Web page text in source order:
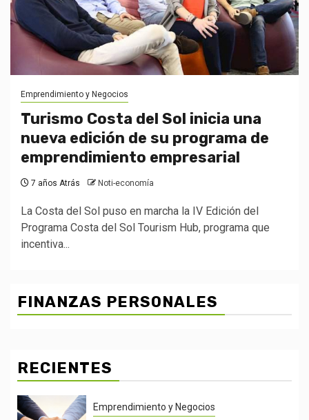
Emprendimiento y Negocios
Turismo Costa del Sol inicia una
nueva edición de su programa de
emprendimiento empresarial
7 años Atrás Noti-economía
La Costa del Sol puso en marcha la IV Edición del
Programa Costa del Sol Tourism Hub, programa que
incentiva...
FINANZAS PERSONALES
RECIENTES
Emprendimiento y Negocios